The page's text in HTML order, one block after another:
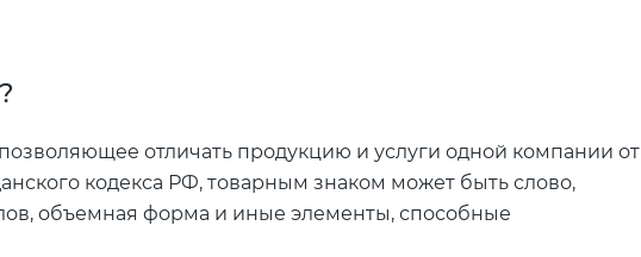
отличать продукцию и услуги одной компании от
кодекса РФ, товарным знаком может быть слово,
объемная форма и иные элементы, способные